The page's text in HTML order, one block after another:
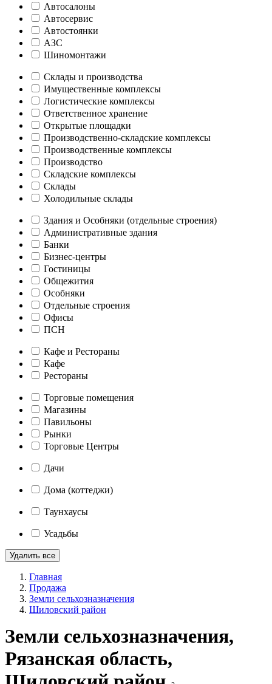
Автосалоны
Автосервис
Автостоянки
АЗС
Шиномонтажи
Склады и производства
Имущественные комплексы
Логистические комплексы
Ответственное хранение
Открытые площадки
Производственно-складские комплексы
Производственные комплексы
Производство
Складские комплексы
Склады
Холодильные склады
Здания и Особняки (отдельные строения)
Административные здания
Банки
Бизнес-центры
Гостиницы
Общежития
Особняки
Отдельные строения
Офисы
ПСН
Кафе и Рестораны
Кафе
Рестораны
Торговые помещения
Магазины
Павильоны
Рынки
Торговые Центры
Дачи
Дома (коттеджи)
Таунхаусы
Усадьбы
Удалить все
Главная
Продажа
Земли сельхозназначения
Шиловский район
Земли сельхозназначения,
Рязанская область,